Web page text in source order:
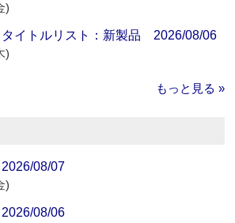
)
タイトルリスト：新製品 2026/08/06
)
もっと見る »
08/07
)
08/06